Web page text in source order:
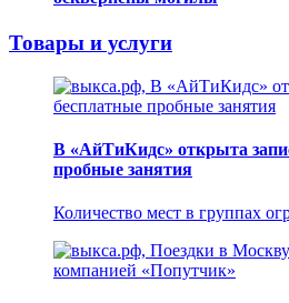
Товары и услуги
В «АйТиКидс» открыта
пробные занятия
Количество мест в группах